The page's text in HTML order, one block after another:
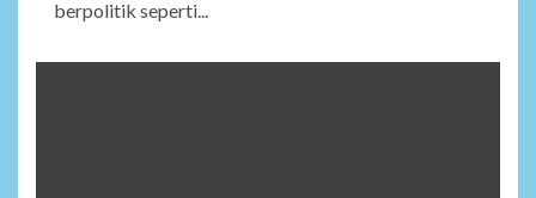
berpolitik seperti...